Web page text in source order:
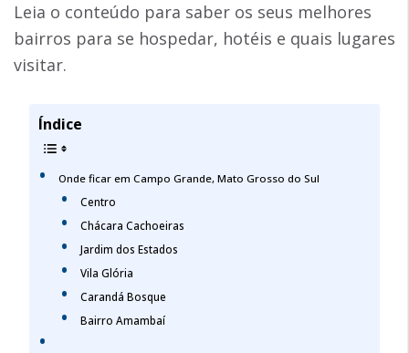
Leia o conteúdo para saber os seus melhores
bairros para se hospedar, hotéis e quais lugares
visitar.
Índice
Onde ficar em Campo Grande, Mato Grosso do Sul
Centro
Chácara Cachoeiras
Jardim dos Estados
Vila Glória
Carandá Bosque
Bairro Amambaí